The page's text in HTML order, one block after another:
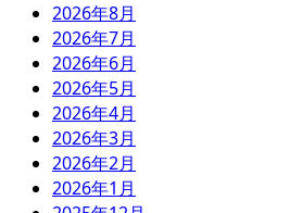
2026年8月
2026年7月
2026年6月
2026年5月
2026年4月
2026年3月
2026年2月
2026年1月